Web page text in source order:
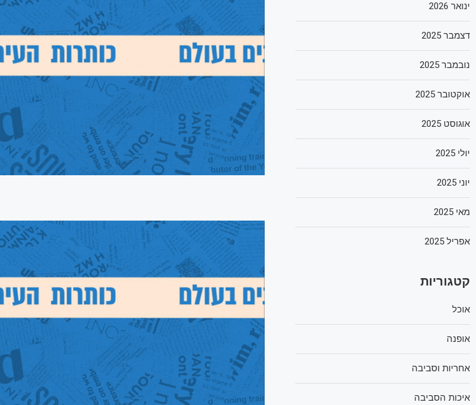
ינואר 2026
דצמבר 2025
נובמבר 2025
אוקטובר 2025
אוגוסט 2025
יולי 2025
יוני 2025
מאי 2025
אפריל 2025
קטגוריות
אוכל
אופנה
אחריות וסביבה
איכות הסביבה